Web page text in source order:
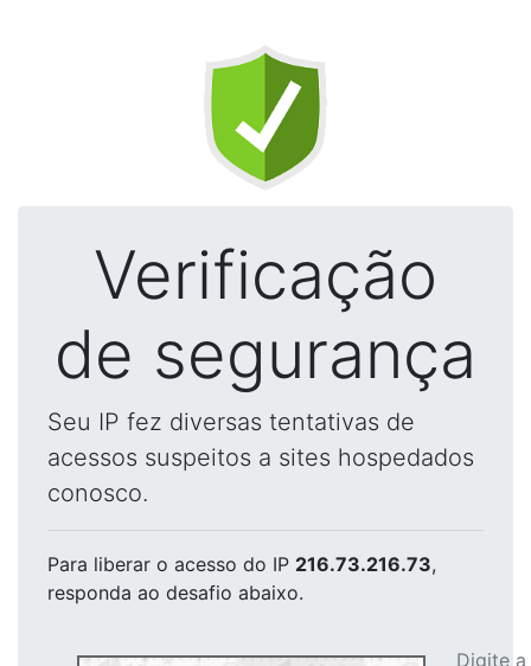
Verificação
de segurança
Seu IP fez diversas tentativas de
acessos suspeitos a sites hospedados
conosco.
Para liberar o acesso do IP 216.73.216.73,
responda ao desafio abaixo.
Digite